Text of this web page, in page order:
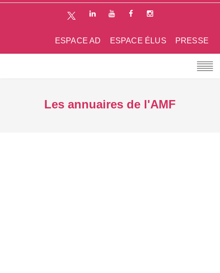
PRESSE
ESPACE ÉLUS
ESPACE AD
Les annuaires de l'AMF